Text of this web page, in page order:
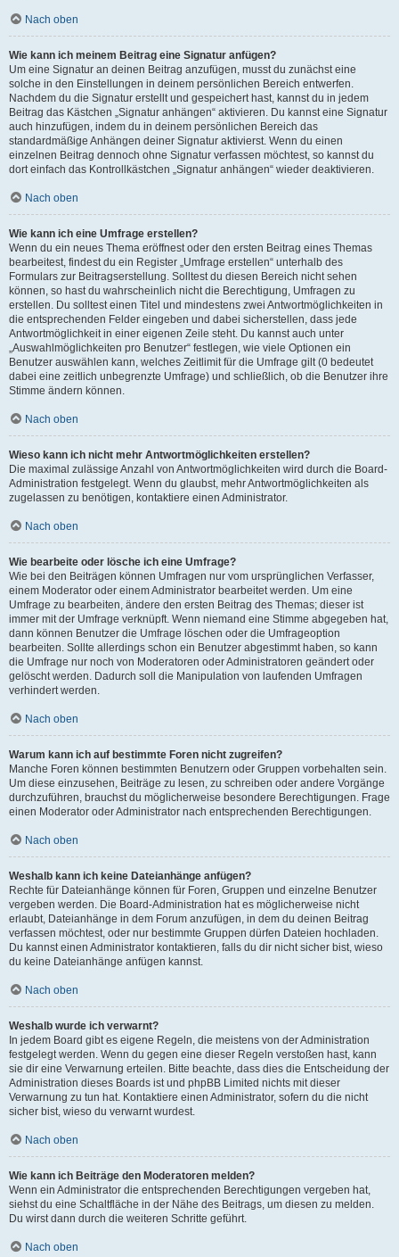
Nach oben
Wie kann ich meinem Beitrag eine Signatur anfügen?
Um eine Signatur an deinen Beitrag anzufügen, musst du zunächst eine
solche in den Einstellungen in deinem persönlichen Bereich entwerfen.
Nachdem du die Signatur erstellt und gespeichert hast, kannst du in jedem
Beitrag das Kästchen „Signatur anhängen“ aktivieren. Du kannst eine Signatur
auch hinzufügen, indem du in deinem persönlichen Bereich das
standardmäßige Anhängen deiner Signatur aktivierst. Wenn du einen
einzelnen Beitrag dennoch ohne Signatur verfassen möchtest, so kannst du
dort einfach das Kontrollkästchen „Signatur anhängen“ wieder deaktivieren.
Nach oben
Wie kann ich eine Umfrage erstellen?
Wenn du ein neues Thema eröffnest oder den ersten Beitrag eines Themas
bearbeitest, findest du ein Register „Umfrage erstellen“ unterhalb des
Formulars zur Beitragserstellung. Solltest du diesen Bereich nicht sehen
können, so hast du wahrscheinlich nicht die Berechtigung, Umfragen zu
erstellen. Du solltest einen Titel und mindestens zwei Antwortmöglichkeiten in
die entsprechenden Felder eingeben und dabei sicherstellen, dass jede
Antwortmöglichkeit in einer eigenen Zeile steht. Du kannst auch unter
„Auswahlmöglichkeiten pro Benutzer“ festlegen, wie viele Optionen ein
Benutzer auswählen kann, welches Zeitlimit für die Umfrage gilt (0 bedeutet
dabei eine zeitlich unbegrenzte Umfrage) und schließlich, ob die Benutzer ihre
Stimme ändern können.
Nach oben
Wieso kann ich nicht mehr Antwortmöglichkeiten erstellen?
Die maximal zulässige Anzahl von Antwortmöglichkeiten wird durch die Board-
Administration festgelegt. Wenn du glaubst, mehr Antwortmöglichkeiten als
zugelassen zu benötigen, kontaktiere einen Administrator.
Nach oben
Wie bearbeite oder lösche ich eine Umfrage?
Wie bei den Beiträgen können Umfragen nur vom ursprünglichen Verfasser,
einem Moderator oder einem Administrator bearbeitet werden. Um eine
Umfrage zu bearbeiten, ändere den ersten Beitrag des Themas; dieser ist
immer mit der Umfrage verknüpft. Wenn niemand eine Stimme abgegeben hat,
dann können Benutzer die Umfrage löschen oder die Umfrageoption
bearbeiten. Sollte allerdings schon ein Benutzer abgestimmt haben, so kann
die Umfrage nur noch von Moderatoren oder Administratoren geändert oder
gelöscht werden. Dadurch soll die Manipulation von laufenden Umfragen
verhindert werden.
Nach oben
Warum kann ich auf bestimmte Foren nicht zugreifen?
Manche Foren können bestimmten Benutzern oder Gruppen vorbehalten sein.
Um diese einzusehen, Beiträge zu lesen, zu schreiben oder andere Vorgänge
durchzuführen, brauchst du möglicherweise besondere Berechtigungen. Frage
einen Moderator oder Administrator nach entsprechenden Berechtigungen.
Nach oben
Weshalb kann ich keine Dateianhänge anfügen?
Rechte für Dateianhänge können für Foren, Gruppen und einzelne Benutzer
vergeben werden. Die Board-Administration hat es möglicherweise nicht
erlaubt, Dateianhänge in dem Forum anzufügen, in dem du deinen Beitrag
verfassen möchtest, oder nur bestimmte Gruppen dürfen Dateien hochladen.
Du kannst einen Administrator kontaktieren, falls du dir nicht sicher bist, wieso
du keine Dateianhänge anfügen kannst.
Nach oben
Weshalb wurde ich verwarnt?
In jedem Board gibt es eigene Regeln, die meistens von der Administration
festgelegt werden. Wenn du gegen eine dieser Regeln verstoßen hast, kann
sie dir eine Verwarnung erteilen. Bitte beachte, dass dies die Entscheidung der
Administration dieses Boards ist und phpBB Limited nichts mit dieser
Verwarnung zu tun hat. Kontaktiere einen Administrator, sofern du die nicht
sicher bist, wieso du verwarnt wurdest.
Nach oben
Wie kann ich Beiträge den Moderatoren melden?
Wenn ein Administrator die entsprechenden Berechtigungen vergeben hat,
siehst du eine Schaltfläche in der Nähe des Beitrags, um diesen zu melden.
Du wirst dann durch die weiteren Schritte geführt.
Nach oben